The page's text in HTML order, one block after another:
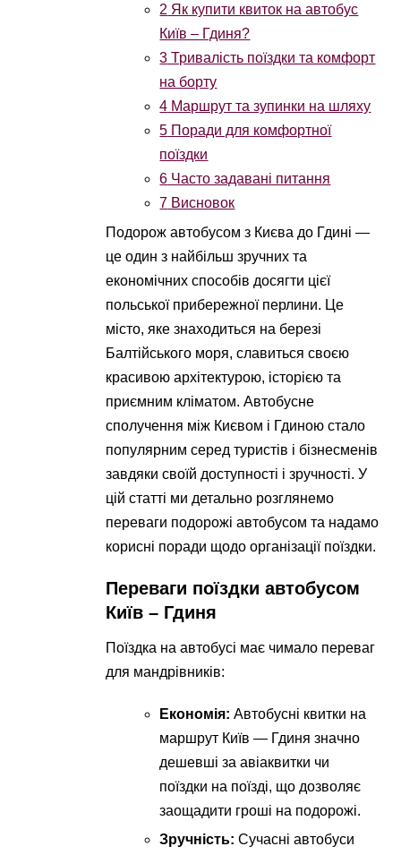
2 Як купити квиток на автобус
Київ – Гдиня?
3 Тривалість поїздки та комфорт
на борту
4 Маршрут та зупинки на шляху
5 Поради для комфортної
поїздки
6 Часто задавані питання
7 Висновок
Подорож автобусом з Києва до Гдині —
це один з найбільш зручних та
економічних способів досягти цієї
польської прибережної перлини. Це
місто, яке знаходиться на березі
Балтійського моря, славиться своєю
красивою архітектурою, історією та
приємним кліматом. Автобусне
сполучення між Києвом і Гдиною стало
популярним серед туристів і бізнесменів
завдяки своїй доступності і зручності. У
цій статті ми детально розглянемо
переваги подорожі автобусом та надамо
корисні поради щодо організації поїздки.
Переваги поїздки автобусом
Київ – Гдиня
Поїздка на автобусі має чимало переваг
для мандрівників:
Економія: Автобусні квитки на
маршрут Київ — Гдиня значно
дешевші за авіаквитки чи
поїздки на поїзді, що дозволяє
заощадити гроші на подорожі.
Зручність: Сучасні автобуси